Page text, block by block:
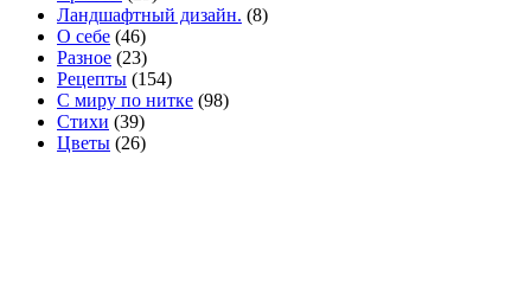
Ландшафтный дизайн. (8)
О себе (46)
Разное (23)
Рецепты (154)
С миру по нитке (98)
Стихи (39)
Цветы (26)